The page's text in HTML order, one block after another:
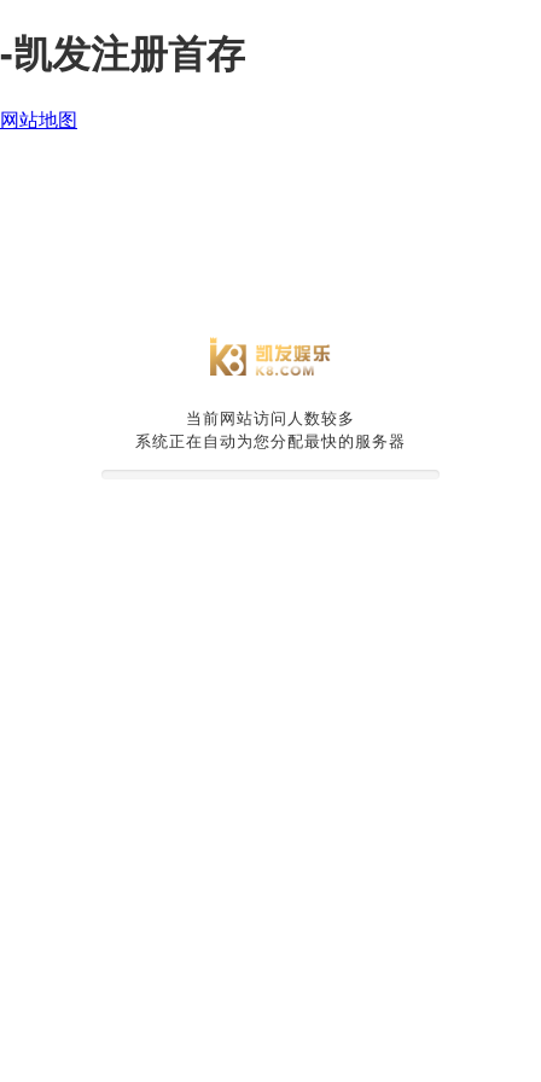
-凯发注册首存
当前网站访问人数较多
系统正在自动为您分配最快的服务器
网站地图